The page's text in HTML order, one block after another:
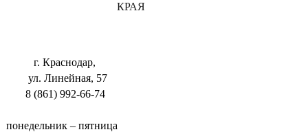
КРАЯ
г. Краснодар,
ул. Линейная, 57
8 (861) 992-66-74
понедельник – пятница